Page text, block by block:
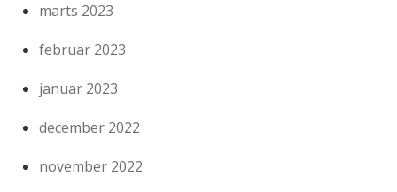
marts 2023
februar 2023
januar 2023
december 2022
november 2022